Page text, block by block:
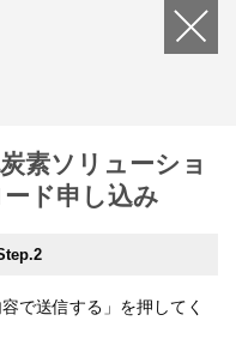
素ソリューショ
ド申し込み
で送信する」を押してく